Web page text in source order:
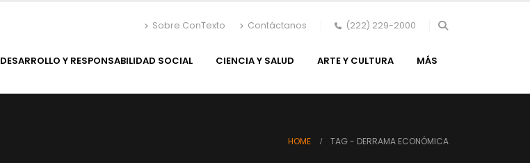
Sobre ConTexto Contáctanos (222) 229-2000
DESARROLLO Y RESPONSABILIDAD SOCIAL CIENCIA Y SALUD ARTE Y CULTURA MÁS
HOME TAG - DERRAMA ECONÓMICA